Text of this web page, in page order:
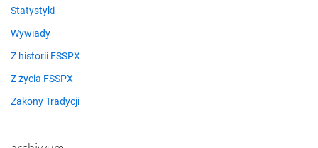
Statystyki
Wywiady
Z historii FSSPX
Z życia FSSPX
Zakony Tradycji